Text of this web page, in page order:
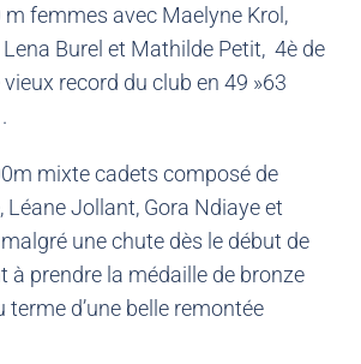
m femmes avec Maelyne Krol,
Lena Burel et Mathilde Petit, 4è de
record du club en 49 »63
mixte cadets composé de
Léane Jollant, Gora Ndiaye et
une chute dès le début de
à prendre la médaille de bronze
terme d’une belle remontée